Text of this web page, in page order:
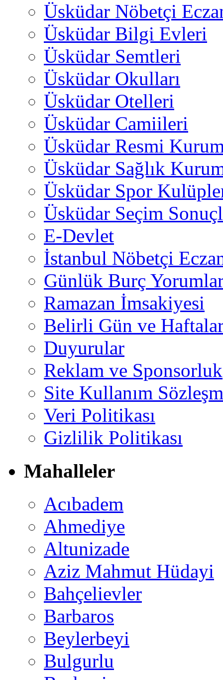
Üsküdar Nöbetçi
Üsküdar Bilgi Evleri
Üsküdar Semtleri
Üsküdar Okulları
Üsküdar Otelleri
Üsküdar Camiileri
Üsküdar Resmi
Üsküdar Sağlık
Üsküdar Spor
Üsküdar Seçim
E-Devlet
İstanbul Nöbetçi
Günlük Burç
Ramazan İmsakiyesi
Belirli Gün ve
Duyurular
Reklam ve Sponsorluk
Site Kullanım
Veri Politikası
Gizlilik Politikası
Mahalleler
Acıbadem
Ahmediye
Altunizade
Aziz Mahmut Hüdayi
Bahçelievler
Barbaros
Beylerbeyi
Bulgurlu